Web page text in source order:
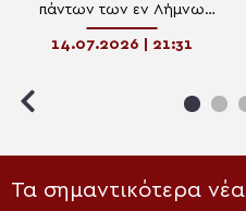
πάντων των εν Λήμνω
διαλαμψάντων Αγίων
14.07.2026 | 21:31
Τα σημαντικότερα νέα